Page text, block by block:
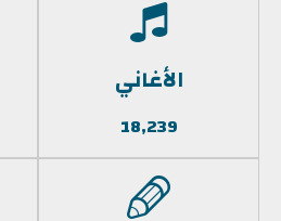
الأغاني
18,239